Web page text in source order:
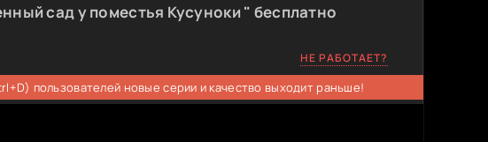
сад у поместья Кусуноки " бесплатно
НЕ РАБОТАЕТ?
пользователей новые серии и качество выходит раньше!